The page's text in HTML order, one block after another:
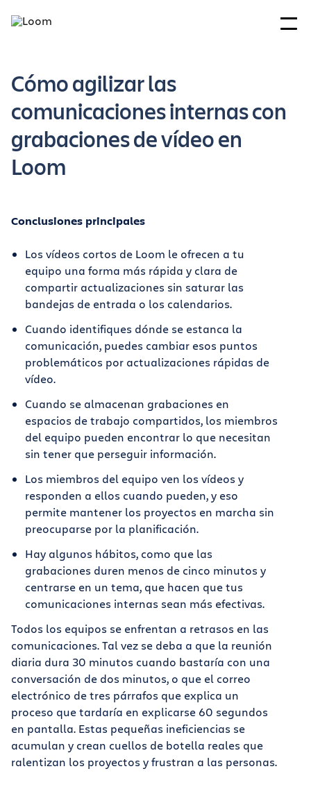
Cómo agilizar las
comunicaciones internas con
grabaciones de vídeo en
Loom
Conclusiones principales
Los vídeos cortos de Loom le ofrecen a tu
equipo una forma más rápida y clara de
compartir actualizaciones sin saturar las
bandejas de entrada o los calendarios.
Cuando identifiques dónde se estanca la
comunicación, puedes cambiar esos puntos
problemáticos por actualizaciones rápidas de
vídeo.
Cuando se almacenan grabaciones en
espacios de trabajo compartidos, los miembros
del equipo pueden encontrar lo que necesitan
sin tener que perseguir información.
Los miembros del equipo ven los vídeos y
responden a ellos cuando pueden, y eso
permite mantener los proyectos en marcha sin
preocuparse por la planificación.
Hay algunos hábitos, como que las
grabaciones duren menos de cinco minutos y
centrarse en un tema, que hacen que tus
comunicaciones internas sean más efectivas.
Todos los equipos se enfrentan a retrasos en las
comunicaciones. Tal vez se deba a que la reunión
diaria dura 30 minutos cuando bastaría con una
conversación de dos minutos, o que el correo
electrónico de tres párrafos que explica un
proceso que tardaría en explicarse 60 segundos
en pantalla. Estas pequeñas ineficiencias se
acumulan y crean cuellos de botella reales que
ralentizan los proyectos y frustran a las personas.